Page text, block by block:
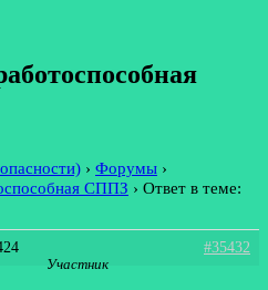
› Форумы ›
СППЗ › Ответ в теме:
#35432
Участник